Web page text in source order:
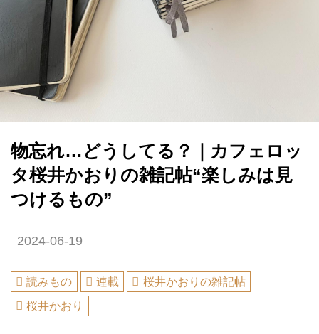
物忘れ…どうしてる？｜カフェロッ
タ桜井かおりの雑記帖“楽しみは見
つけるもの”
2024-06-19
読みもの 連載
桜井かおりの雑記帖
桜井かおり